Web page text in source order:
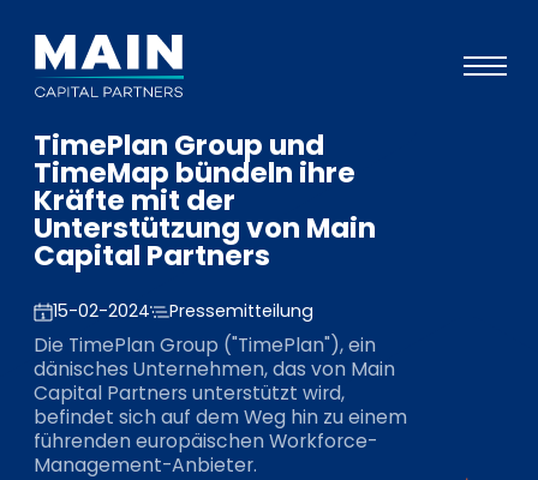
Portfolio
Wissen
Veranstaltungen
Investoren
ESG
Über uns
TimePlan Group und
TimeMap bündeln ihre
Kräfte mit der
Unterstützung von Main
Capital Partners
15-02-2024 Pressemitteilung
Die TimePlan Group ("TimePlan"), ein
dänisches Unternehmen, das von Main
Capital Partners unterstützt wird,
befindet sich auf dem Weg hin zu einem
führenden europäischen Workforce-
Management-Anbieter.